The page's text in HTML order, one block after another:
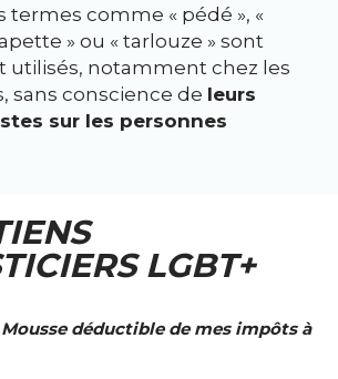
termes comme « pédé », «
» ou « tarlouze » sont
utilisés, notamment chez les
sans conscience de leurs
sur les personnes
LGBT+
déductible de mes impôts à